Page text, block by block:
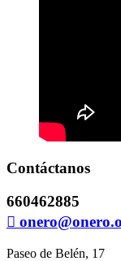
Contáctanos
660462885
Paseo de Belén, 17